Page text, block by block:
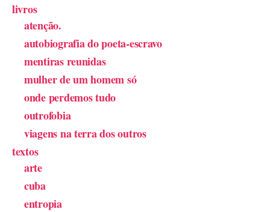
livros
atenção.
autobiografia do poeta-escravo
mentiras reunidas
mulher de um homem só
onde perdemos tudo
outrofobia
viagens na terra dos outros
textos
arte
cuba
entropia